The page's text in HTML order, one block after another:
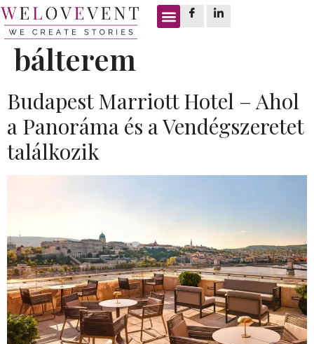
Címke:614 m2
bálterem
Budapest Marriott Hotel – Ahol
a Panoráma és a Vendégszeretet
találkozik